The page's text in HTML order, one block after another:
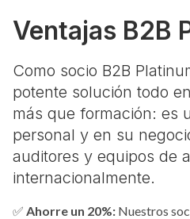
Ventajas B2B
Como socio B2B
potente solución todo
más que formación: es
personal y en su
auditores y equipos de
internacionalmente.
✅ Ahorre un 20%: Nuestros